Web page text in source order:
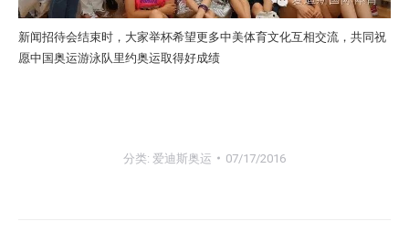
新闻招待会结束时，大家举杯希望更多中美体育文化互相交流，共同祝
愿中国奥运游泳队里约奥运取得好成绩
分类: 爱迪斯奥运 07/17/2016